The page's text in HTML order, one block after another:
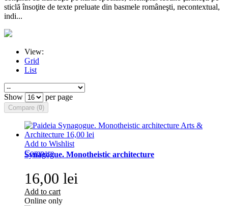
sticlă însoţite de texte preluate din basmele româneşti, necontextual,
indi...
View:
Grid
List
Show per page
Compare (0)
Add to Wishlist
Compare
Synagogue. Monotheistic architecture
16,00 lei
Add to cart
Online only